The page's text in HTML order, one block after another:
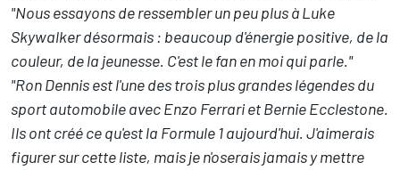
"Nous essayons de ressembler un peu plus à Luke
Skywalker désormais : beaucoup d'énergie positive, de la
couleur, de la jeunesse. C'est le fan en moi qui parle."
"Ron Dennis est l'une des trois plus grandes légendes du
sport automobile avec Enzo Ferrari et Bernie Ecclestone.
Ils ont créé ce qu'est la Formule 1 aujourd'hui. J'aimerais
figurer sur cette liste, mais je n'oserais jamais y mettre